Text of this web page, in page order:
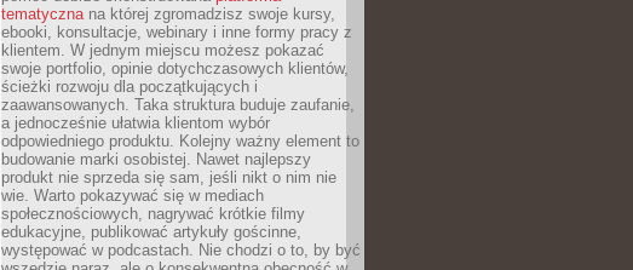
tematycznana której zgromadzisz swoje kursy,
ebooki, konsultacje, webinary i inne formy pracy z
klientem. W jednym miejscu możesz pokazać
swoje portfolio, opinie dotychczasowych klientów,
ścieżki rozwoju dla początkujących i
zaawansowanych. Taka struktura buduje zaufanie,
a jednocześnie ułatwia klientom wybór
odpowiedniego produktu. Kolejny ważny element to
budowanie marki osobistej. Nawet najlepszy
produkt nie sprzeda się sam, jeśli nikt o nim nie
wie. Warto pokazywać się w mediach
społecznościowych, nagrywać krótkie filmy
edukacyjne, publikować artykuły gościnne,
występować w podcastach. Nie chodzi o to, by być